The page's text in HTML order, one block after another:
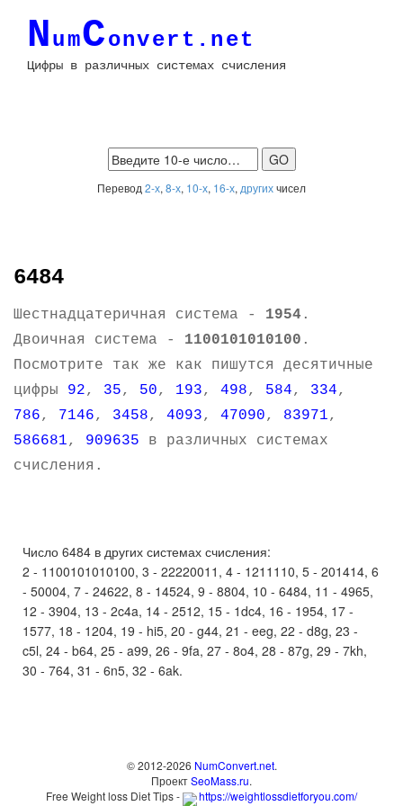
NumConvert.net
Цифры в различных системах счисления
Перевод 2-х, 8-х, 10-х, 16-х, другихчисел
6484
Шестнадцатеричная система - 1954 .
Двоичная система - 1100101010100 .
Посмотрите так же как пишутся десятичные
цифры 92, 35, 50, 193, 498, 584, 334,
786, 7146, 3458, 4093, 47090, 83971,
586681, 909635 в различных системах
счисления.
Число 6484 в других системах счисления:
2 - 1100101010100, 3 - 22220011, 4 - 1211110, 5 - 201414, 6
- 50004, 7 - 24622, 8 - 14524, 9 - 8804, 10 - 6484, 11 - 4965,
12 - 3904, 13 - 2c4a, 14 - 2512, 15 - 1dc4, 16 - 1954, 17 -
1577, 18 - 1204, 19 - hi5, 20 - g44, 21 - eeg, 22 - d8g, 23 -
c5l, 24 - b64, 25 - a99, 26 - 9fa, 27 - 8o4, 28 - 87g, 29 - 7kh,
30 - 764, 31 - 6n5, 32 - 6ak.
© 2012-2026 NumConvert.net.
ПроектSeoMass.ru.
Free Weight loss Diet Tips -
https://weightlossdietforyou.com/